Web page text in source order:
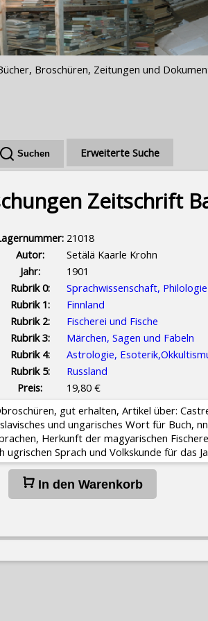
Broschüren, Zeitungen und
Erweiterte Suche
Zeitschrift
21018
Autor:
Setälä Kaarle Krohn
Jahr:
1901
Rubrik 0:
Sprachwissenschaft, Philologie
Rubrik 1:
Finnland
Rubrik 2:
Fischerei und Fische
Rubrik 3:
Märchen, Sagen und Fabeln
Rubrik 4:
Astrologie,
Rubrik 5:
Russland
Preis:
19,80 €
gut erhalten, Artikel über:
und ungarisches Wort für Buch,
Herkunft der magyarischen
ugrischen Sprach und Volkskunde für das
In den Warenkorb